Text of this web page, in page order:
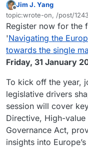
Frakoblet
Jim J. Yang
topic:wrote-on, /post/
Sist endret av
Register now for the
'Navigating the
towards the single
Friday, 31 January
To kick off the year,
legislative drivers
session will cover
Directive, High-value
Governance Act,
insights into